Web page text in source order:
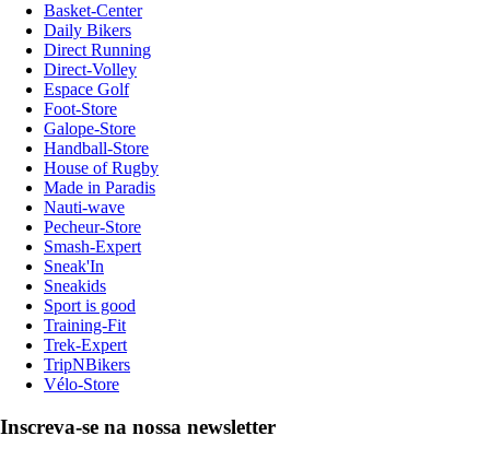
Basket-Center
Daily Bikers
Direct Running
Direct-Volley
Espace Golf
Foot-Store
Galope-Store
Handball-Store
House of Rugby
Made in Paradis
Nauti-wave
Pecheur-Store
Smash-Expert
Sneak'In
Sneakids
Sport is good
Training-Fit
Trek-Expert
TripNBikers
Vélo-Store
Inscreva-se na nossa newsletter